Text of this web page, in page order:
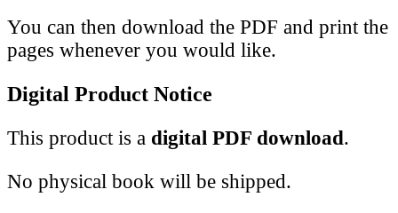
You can then download the PDF and print the
pages whenever you would like.
Digital Product Notice
This product is a digital PDF download.
No physical book will be shipped.